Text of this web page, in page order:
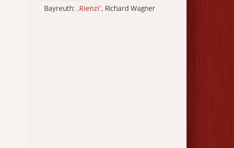
Bayreuth: „Rienzi“, Richard Wagner